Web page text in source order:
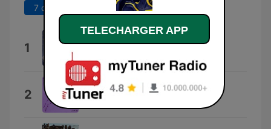
7 derniers jours 30 derniers jours
1 Dai Dai Dai
2 i
Omah Lay
TELECHARGER APP